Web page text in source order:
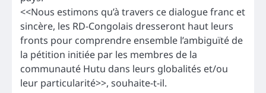
<<Nous estimons qu’à travers ce dialogue franc et
sincère, les RD-Congolais dresseront haut leurs
fronts pour comprendre ensemble l’ambiguïté de
la pétition initiée par les membres de la
communauté Hutu dans leurs globalités et/ou
leur particularité>>, souhaite-t-il.